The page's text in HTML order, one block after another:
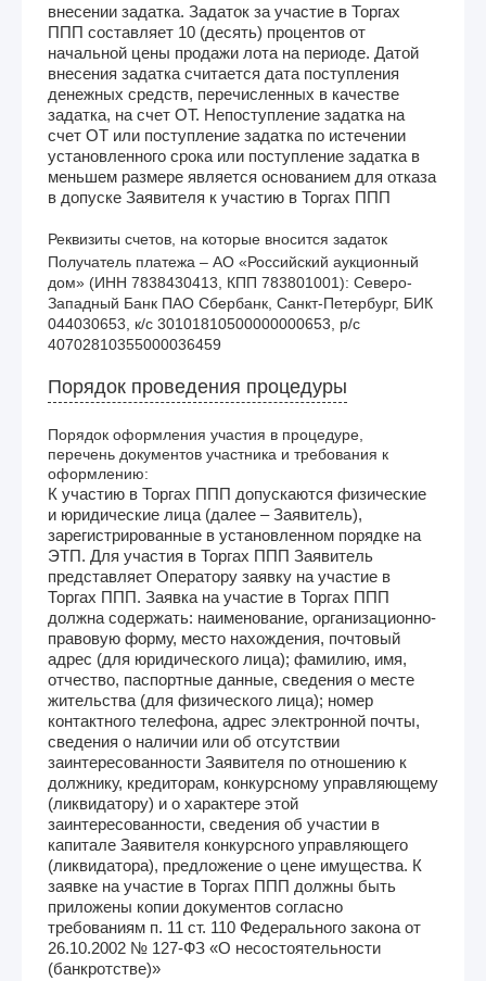
внесении задатка. Задаток за участие в Торгах
ППП составляет 10 (десять) процентов от
начальной цены продажи лота на периоде. Датой
внесения задатка считается дата поступления
денежных средств, перечисленных в качестве
задатка, на счет ОТ. Непоступление задатка на
счет ОТ или поступление задатка по истечении
установленного срока или поступление задатка в
меньшем размере является основанием для отказа
в допуске Заявителя к участию в Торгах ППП
Реквизиты счетов, на которые вносится задаток
Получатель платежа – АО «Российский аукционный
дом» (ИНН 7838430413, КПП 783801001): Северо-
Западный Банк ПАО Сбербанк, Санкт-Петербург, БИК
044030653, к/с 30101810500000000653, р/с
40702810355000036459
Порядок проведения процедуры
Порядок оформления участия в процедуре,
перечень документов участника и требования к
оформлению:
К участию в Торгах ППП допускаются физические
и юридические лица (далее – Заявитель),
зарегистрированные в установленном порядке на
ЭТП. Для участия в Торгах ППП Заявитель
представляет Оператору заявку на участие в
Торгах ППП. Заявка на участие в Торгах ППП
должна содержать: наименование, организационно-
правовую форму, место нахождения, почтовый
адрес (для юридического лица); фамилию, имя,
отчество, паспортные данные, сведения о месте
жительства (для физического лица); номер
контактного телефона, адрес электронной почты,
сведения о наличии или об отсутствии
заинтересованности Заявителя по отношению к
должнику, кредиторам, конкурсному управляющему
(ликвидатору) и о характере этой
заинтересованности, сведения об участии в
капитале Заявителя конкурсного управляющего
(ликвидатора), предложение о цене имущества. К
заявке на участие в Торгах ППП должны быть
приложены копии документов согласно
требованиям п. 11 ст. 110 Федерального закона от
26.10.2002 № 127-ФЗ «О несостоятельности
(банкротстве)»